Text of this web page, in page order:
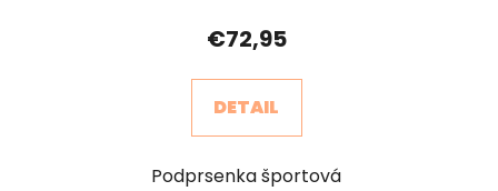
€72,95
DETAIL
Podprsenka športová